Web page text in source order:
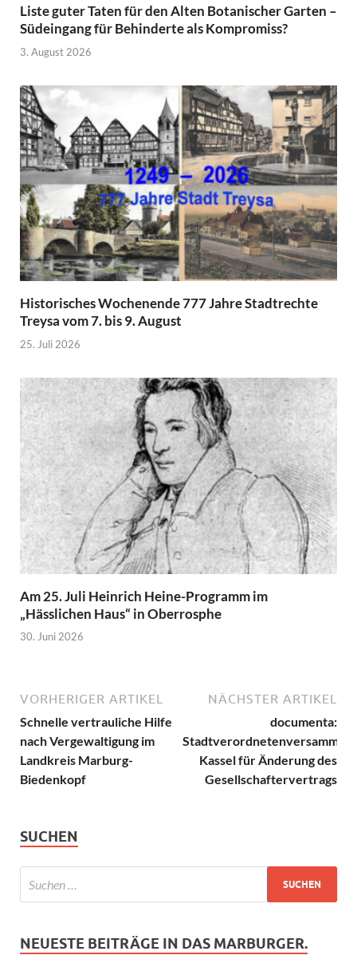
Liste guter Taten für den Alten Botanischer Garten –
Südeingang für Behinderte als Kompromiss?
3. August 2026
Historisches Wochenende 777 Jahre Stadtrechte
Treysa vom 7. bis 9. August
25. Juli 2026
Am 25. Juli Heinrich Heine-Programm im
„Hässlichen Haus“ in Oberrosphe
30. Juni 2026
VORHERIGER ARTIKEL
Schnelle vertrauliche Hilfe
nach Vergewaltigung im
Landkreis Marburg-
Biedenkopf
NÄCHSTER ARTIKEL
documenta:
Kassel für Änderung des
Gesellschaftervertrags
SUCHEN
NEUESTE BEITRÄGE IN DAS MARBURGER.